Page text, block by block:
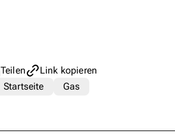
Teilen
Link kopieren
Startseite
Gas